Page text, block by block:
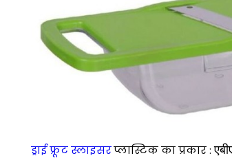
ड्राई फ्रूट स्लाइसरप्लास्टिक का प्रकार :